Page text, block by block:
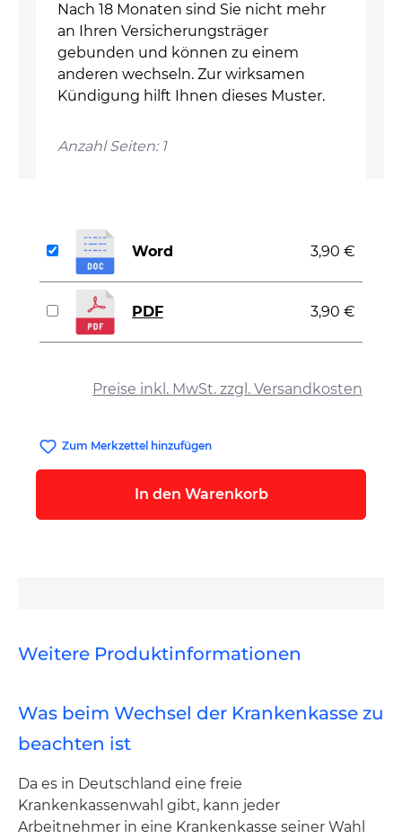
Nach 18 Monaten sind Sie nicht mehr
an Ihren Versicherungsträger
gebunden und können zu einem
anderen wechseln. Zur wirksamen
Kündigung hilft Ihnen dieses Muster.
Anzahl Seiten: 1
Preise inkl. MwSt. zzgl. Versandkosten
Word 3,90 €
PDF 3,90 €
Zum Merkzettel hinzufügen
In den Warenkorb
Weitere Produktinformationen
Was beim Wechsel der Krankenkasse zu
beachten ist
Da es in Deutschland eine freie
Krankenkassenwahl gibt, kann jeder
Arbeitnehmer in eine Krankenkasse seiner Wahl